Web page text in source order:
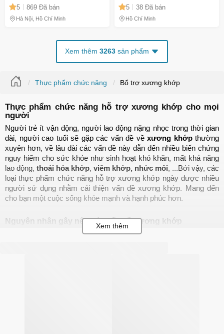
Tim Mạch Thích Hợp Cho
Người Lớn Tuổi
5 869 Đã bán
Hà Nội, Hồ Chí Minh
Xứ Malaysia - Mã 1514
5 38 Đã bán
Hồ Chí Minh
Xem thêm 3263 sản phẩm
Thực phẩm chức năng Bổ trợ xương khớp
Thực phẩm chức năng hỗ trợ xương khớp cho mọi
người
Người trẻ ít vận động, người lao động nặng nhọc trong thời gian
dài, người cao tuổi sẽ gặp các vấn đề về xương khớp thường
xuyên hơn, về lâu dài các vấn đề này dẫn đến nhiều biến chứng
nguy hiểm cho sức khỏe như sinh hoạt khó khăn, mất khả năng
lao động, thoái hóa khớp, viêm khớp, nhức mỏi, ...Bởi vậy, các
loại thực phẩm chức năng hỗ trợ xương khớp ngày được nhiều
người sử dụng nhằm cải thiện vấn đề xương khớp. Mang đến
cho bạn một cuộc sống khỏe mạnh và hạnh phúc hơn.
Nguyên nhân gây nên các vấn đề xương khớp
Đau nhức xương khớp bắt nguồn từ nhiều nguyên nhân khác